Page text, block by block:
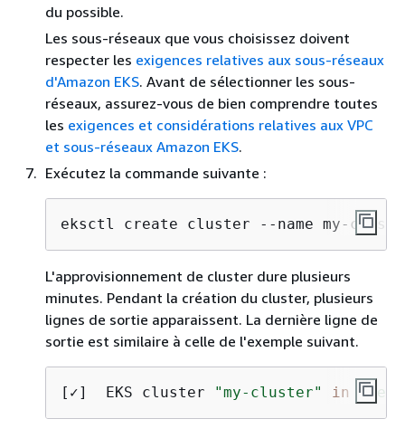
du possible.
Les sous-réseaux que vous choisissez doivent
respecter les exigences relatives aux sous-réseaux
d'Amazon EKS. Avant de sélectionner les sous-
réseaux, assurez-vous de bien comprendre toutes
les exigences et considérations relatives aux VPC
et sous-réseaux Amazon EKS.
Exécutez la commande suivante :
eksctl create cluster --name my-
L'approvisionnement de cluster dure plusieurs
minutes. Pendant la création du cluster, plusieurs
lignes de sortie apparaissent. La dernière ligne de
sortie est similaire à celle de l'exemple suivant.
[✓]  EKS cluster "my-cluster" in